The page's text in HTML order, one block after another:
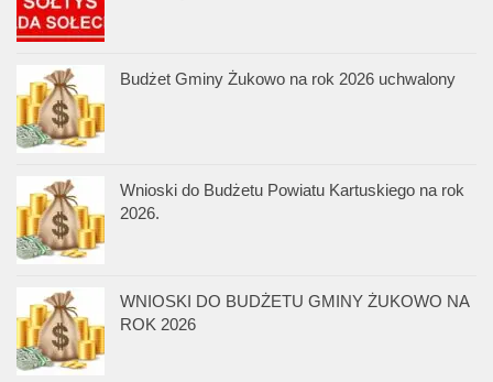
Budżet Gminy Żukowo na rok 2026 uchwalony
Wnioski do Budżetu Powiatu Kartuskiego na rok
2026.
WNIOSKI DO BUDŻETU GMINY ŻUKOWO NA
ROK 2026